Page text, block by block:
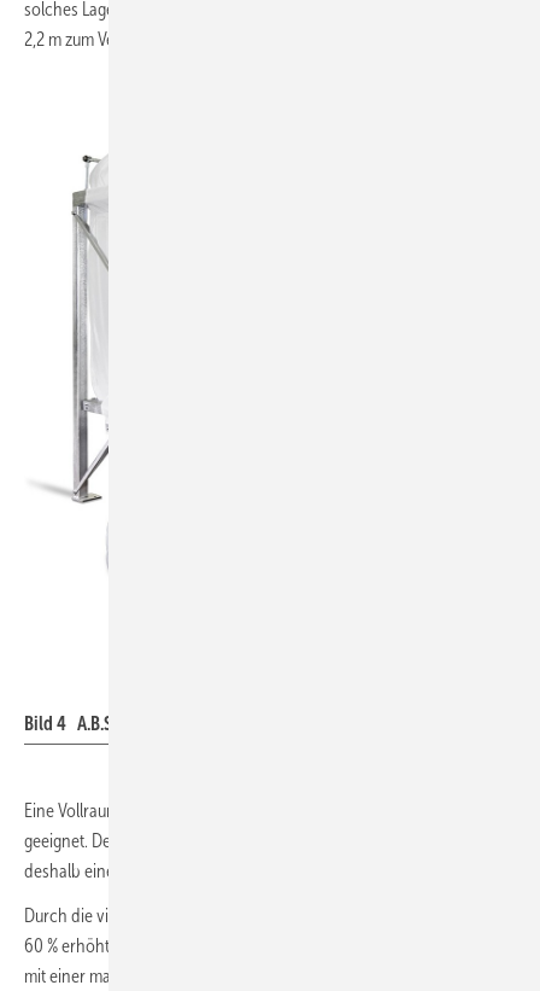
solches Lager fasst 1,6 t. Das gleiche Silo bei einer Raumhöhe von
2,2 m zum Vergleich würde 3,3 t fassen.
Bild 4 A.B.S.-Modulsilo Flexilo Modul.
Eine Vollraumlösung wie ein Modulsilo (
geeignet. Der Siloauslauf ist durch die Module größer und das Silo hat
deshalb eine geometrisch andere Form.
Durch die vier Entnahmestellen wird das nutzbare Volumen um rund
60 % erhöht. Die Entnahme erfolgt per Saugsonden in Kombination
mit einer manuellen oder automatischen Umschalteinheit. Unterm